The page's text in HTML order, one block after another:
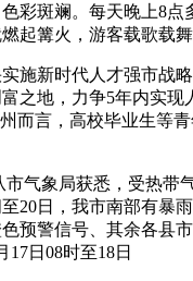
彩斑斓。每天晚上8点
起篝火，游客载歌载舞
施新时代人才强市战
之地，力争5年内实现
而言，高校毕业生等
市气象局获悉，受热带
20日，我市南部有暴
预警信号、其余各县
17日08时至18日